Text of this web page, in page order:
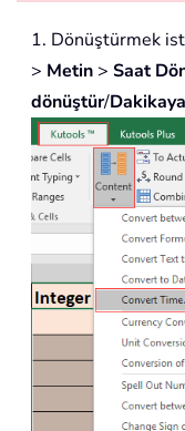
1. Dönüştürmek
> Metin > Saat
dönüştür/